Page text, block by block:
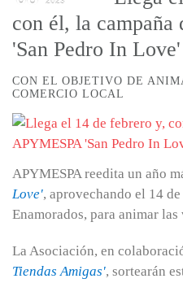
con él, la campaña
'San Pedro In Love'
CON EL OBJETIVO DE
COMERCIO LOCAL
APYMESPA reedita un año
Love', aprovechando el 14
Enamorados, para animar
La Asociación, en
Tiendas Amigas', sortearán